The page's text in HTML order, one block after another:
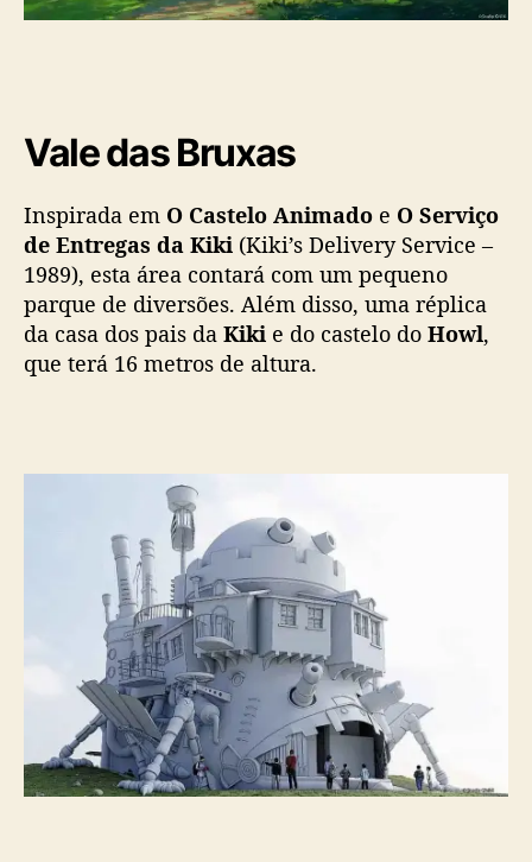
Vale das Bruxas
Inspirada em O Castelo Animado e O Serviço
de Entregas da Kiki (Kiki’s Delivery Service –
1989), esta área contará com um pequeno
parque de diversões. Além disso, uma réplica
da casa dos pais da Kiki e do castelo do Howl,
que terá 16 metros de altura.